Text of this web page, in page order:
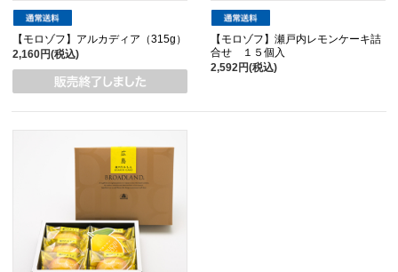
【モロゾフ】アルカディア（315g）
2,160円(税込)
【モロゾフ】瀬戸内レモンケーキ詰
合せ １５個入
2,592円(税込)